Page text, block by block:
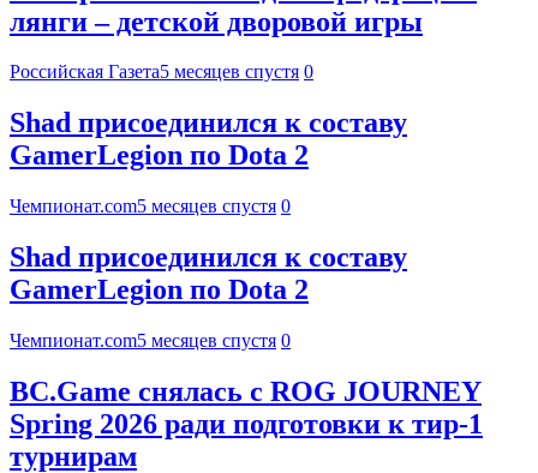
лянги – детской дворовой игры
Российская Газета5 месяцев спустя 0
Shad присоединился к составу
GamerLegion по Dota 2
Чемпионат.com5 месяцев спустя 0
Shad присоединился к составу
GamerLegion по Dota 2
Чемпионат.com5 месяцев спустя 0
BC.Game снялась с ROG JOURNEY
Spring 2026 ради подготовки к тир-1
турнирам